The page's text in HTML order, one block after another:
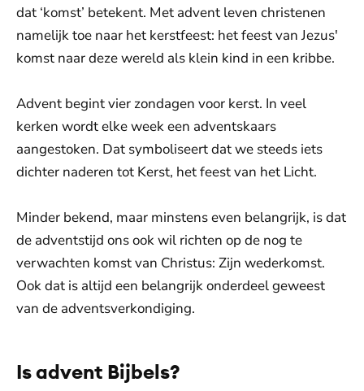
dat ‘komst’ betekent. Met advent leven christenen
namelijk toe naar het kerstfeest: het feest van Jezus'
komst naar deze wereld als klein kind in een kribbe.
Advent begint vier zondagen voor kerst. In veel
kerken wordt elke week een adventskaars
aangestoken. Dat symboliseert dat we steeds iets
dichter naderen tot Kerst, het feest van het Licht.
Minder bekend, maar minstens even belangrijk, is dat
de adventstijd ons ook wil richten op de nog te
verwachten komst van Christus: Zijn wederkomst.
Ook dat is altijd een belangrijk onderdeel geweest
van de adventsverkondiging.
Is advent Bijbels?